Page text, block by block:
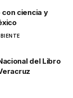
ciencia y
del Libro